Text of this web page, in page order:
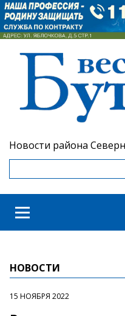
Новости района
НОВОСТИ
15 НОЯБРЯ 2022